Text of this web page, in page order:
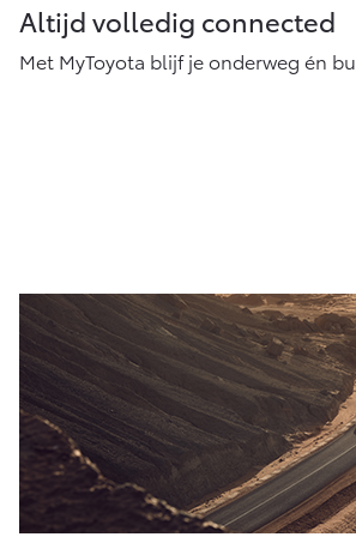
Altijd volledig connected
Met MyToyota blijf je onderweg én